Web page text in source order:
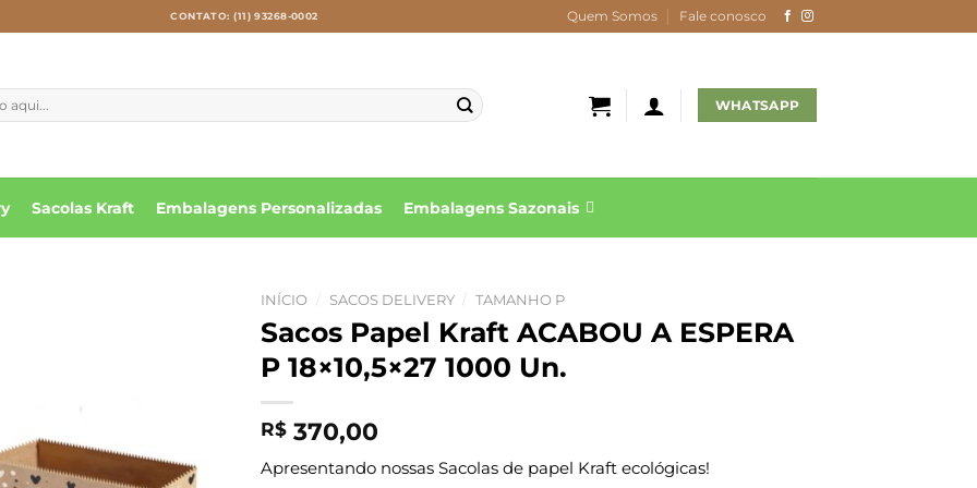
CONTATO: (11) 93268-0002 Quem Somos Fale conosco
WHATSAPP
Sacolas Kraft Embalagens Personalizadas Embalagens Sazonais
INÍCIO SACOS DELIVERY TAMANHO P
Sacos Papel Kraft ACABOU A ESPERA
P 18×10,5×27 1000 Un.
R$ 370,00
Apresentando nossas Sacolas de papel Kraft ecológicas!